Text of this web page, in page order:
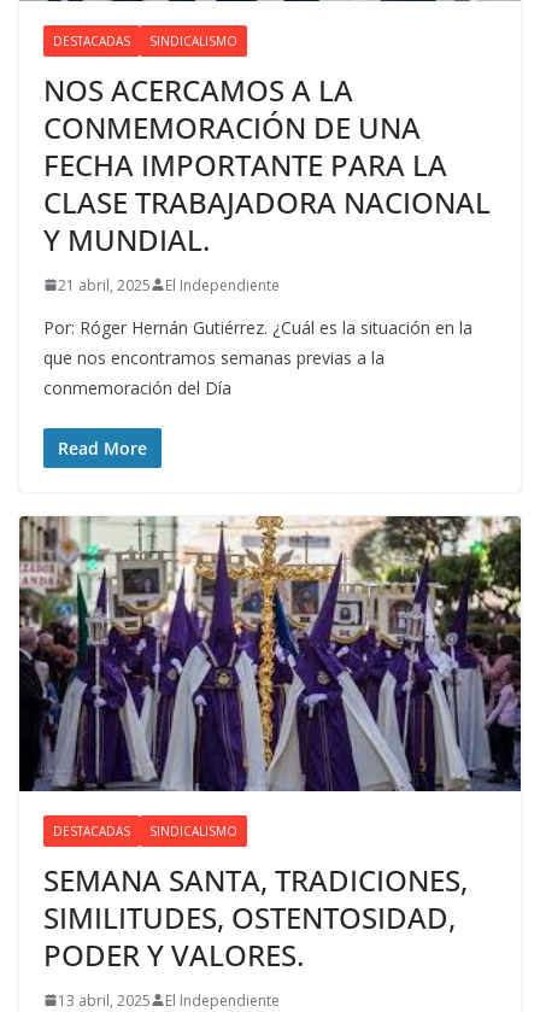
DESTACADAS SINDICALISMO
NOS ACERCAMOS A LA
CONMEMORACIÓN DE UNA
FECHA IMPORTANTE PARA LA
CLASE TRABAJADORA NACIONAL
Y MUNDIAL.
21 abril, 2025 El Independiente
Por: Róger Hernán Gutiérrez. ¿Cuál es la situación en la
que nos encontramos semanas previas a la
conmemoración del Día
Read More
DESTACADAS SINDICALISMO
SEMANA SANTA, TRADICIONES,
SIMILITUDES, OSTENTOSIDAD,
PODER Y VALORES.
13 abril, 2025 El Independiente